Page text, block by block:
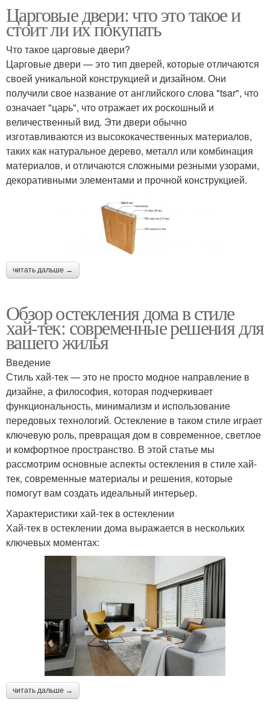
Царговые двери: что это такое и
стоит ли их покупать
Что такое царговые двери?
Царговые двери — это тип дверей, которые отличаются
своей уникальной конструкцией и дизайном. Они
получили свое название от английского слова "tsar", что
означает "царь", что отражает их роскошный и
величественный вид. Эти двери обычно
изготавливаются из высококачественных материалов,
таких как натуральное дерево, металл или комбинация
материалов, и отличаются сложными резными узорами,
декоративными элементами и прочной конструкцией.
читать дальше →
Обзор остекления дома в стиле
хай-тек: современные решения для
вашего жилья
Введение
Стиль хай-тек — это не просто модное направление в
дизайне, а философия, которая подчеркивает
функциональность, минимализм и использование
передовых технологий. Остекление в таком стиле играет
ключевую роль, превращая дом в современное, светлое
и комфортное пространство. В этой статье мы
рассмотрим основные аспекты остекления в стиле хай-
тек, современные материалы и решения, которые
помогут вам создать идеальный интерьер.
Характеристики хай-тек в остеклении
Хай-тек в остеклении дома выражается в нескольких
ключевых моментах:
читать дальше →